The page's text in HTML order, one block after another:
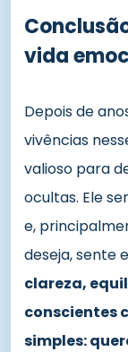
vida
Depois de
vivências
valioso para
ocultas. Ele
e,
deseja, sente
clareza,
conscientes
simples: